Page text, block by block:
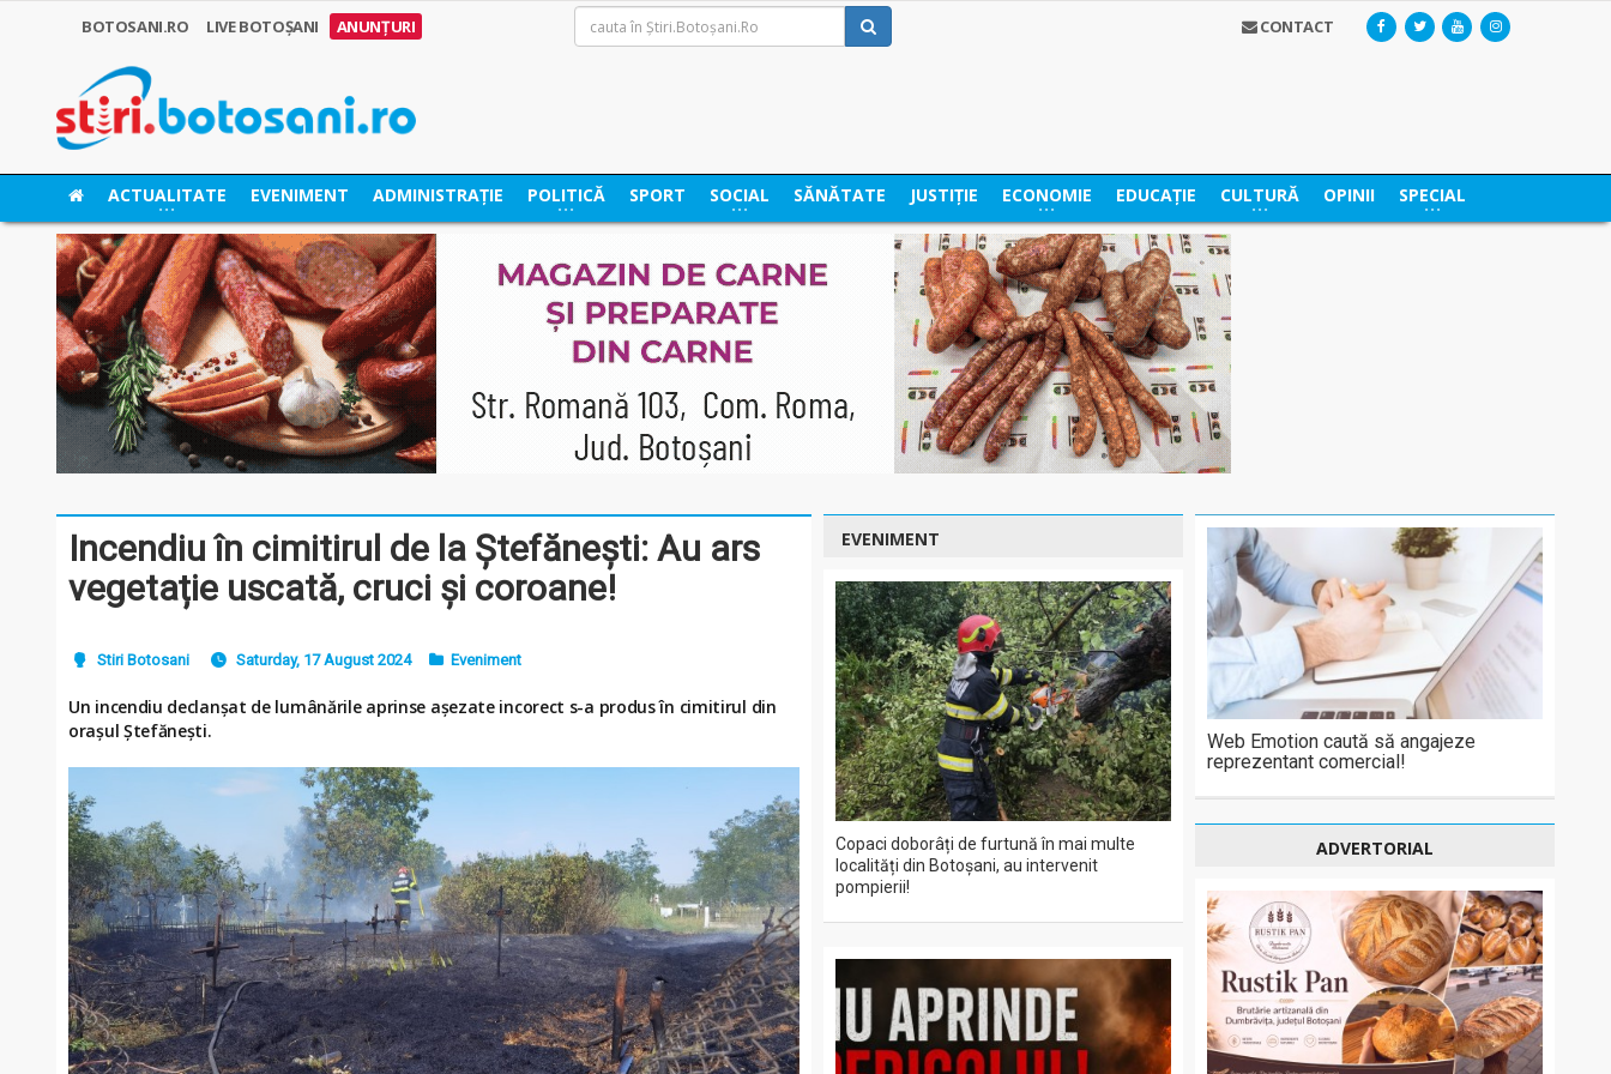
BOTOSANI.RO LIVE BOTOȘANI ANUNȚURI CONTACT
ACTUALITATE EVENIMENT ADMINISTRAȚIE POLITICĂ SPORT SOCIAL SĂNĂTATE JUSTIȚIE ECONOMIE EDUCAȚIE CULTURĂ OPINII SPECIAL
Incendiu în cimitirul de la Ștefănești: Au ars
vegetație uscată, cruci și coroane!
Stiri Botosani Saturday, 17 August 2024 Eveniment
Un incendiu declanșat de lumânările aprinse așezate incorect s-a produs în cimitirul din
orașul Ștefănești.
EVENIMENT
Copaci doborâți de furtună în mai multe
localități din Botoșani, au intervenit
pompierii!
Web Emotion caută să angajeze
reprezentant comercial!
ADVERTORIAL